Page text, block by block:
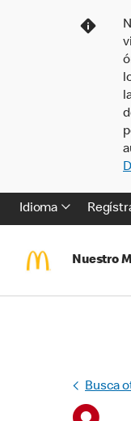
Idioma
Nuestro
Busca